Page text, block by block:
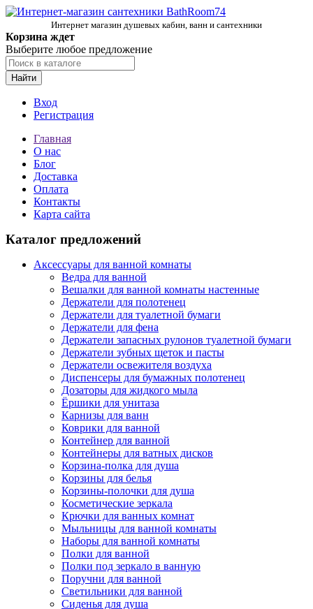
Интернет магазин душевых кабин, ванн и сантехники
Корзина ждет
Выберите любое предложение
Найти
Вход
Регистрация
Главная
О нас
Блог
Доставка
Оплата
Контакты
Карта сайта
Каталог предложений
Аксессуары для ванной комнаты
Ведра для ванной
Вешалки для ванной комнаты настенные
Держатели для полотенец
Держатели для туалетной бумаги
Держатели для фена
Держатели запасных рулонов туалетной бумаги
Держатели зубных щеток и пасты
Держатели освежителя воздуха
Диспенсеры для бумажных полотенец
Дозаторы для жидкого мыла
Ёршики для унитаза
Карнизы для ванн
Коврики для ванной
Контейнер для ванной
Контейнеры для ватных дисков
Корзина-полка для душа
Корзины для белья
Корзины-полочки для душа
Косметические зеркала
Крючки для ванных комнат
Мыльницы для ванной комнаты
Наборы для ванной комнаты
Полки для ванной
Полки под зеркало в ванную
Поручни для ванной
Светильники для ванной
Сиденья для душа